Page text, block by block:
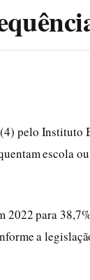
pelo Instituto
escola
2022 para
a